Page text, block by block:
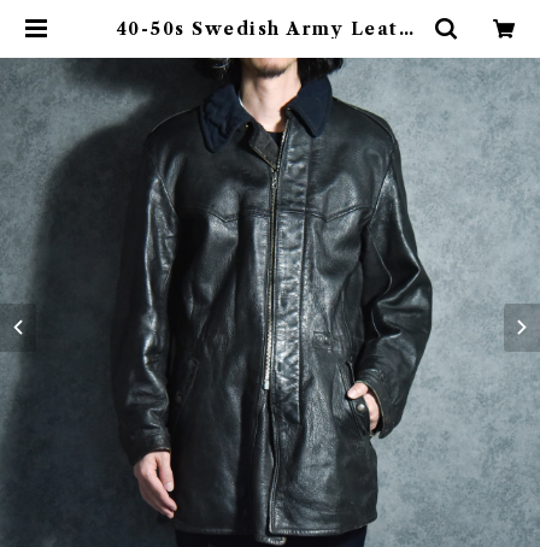
40-50s Swedish Army Leathe
ート | mark & collars (マークア
ンドカラーズ)